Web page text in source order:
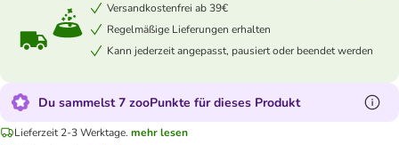
Versandkostenfrei ab 39€
Regelmäßige Lieferungen erhalten
Kann jederzeit angepasst, pausiert oder beendet werden
Du sammelst 7 zooPunkte für dieses Produkt
Lieferzeit 2-3 Werktage. mehr lesen